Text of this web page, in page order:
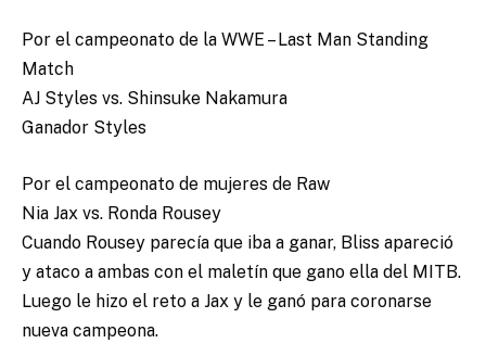
Por el campeonato de la WWE – Last Man Standing
Match
AJ Styles vs. Shinsuke Nakamura
Ganador Styles
Por el campeonato de mujeres de Raw
Nia Jax vs. Ronda Rousey
Cuando Rousey parecía que iba a ganar, Bliss apareció
y ataco a ambas con el maletín que gano ella del MITB.
Luego le hizo el reto a Jax y le ganó para coronarse
nueva campeona.